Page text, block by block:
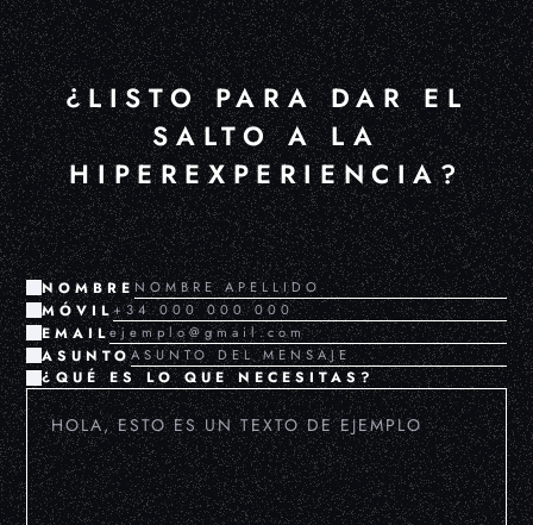
¿LISTO PARA DAR EL
SALTO A LA
HIPEREXPERIENCIA?
NOMBRE
MÓVIL
EMAIL
ASUNTO
¿QUÉ ES LO QUE NECESITAS?